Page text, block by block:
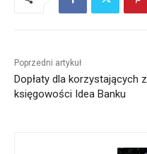
Poprzedni artykuł
Dopłaty dla korzystających z
księgowości Idea Banku